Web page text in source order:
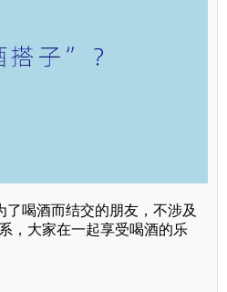
了喝酒而结交的朋友，不涉及
，大家在一起享受喝酒的乐